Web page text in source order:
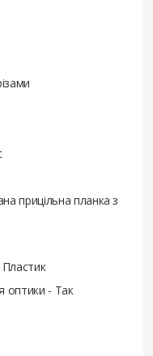
прицільна планка з
оптики - Так